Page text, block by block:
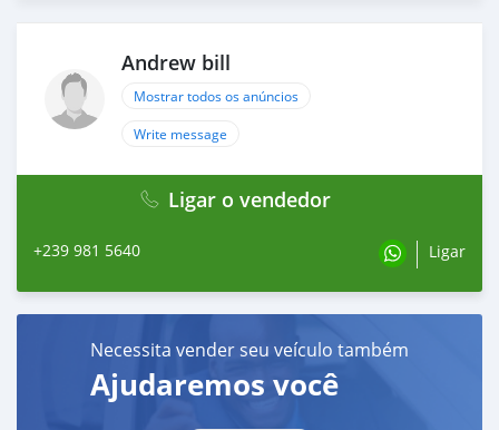
Andrew bill
Mostrar todos os anúncios
Write message
Ligar o vendedor
+239 981 5640 Ligar
Necessita vender seu veículo também
Ajudaremos você